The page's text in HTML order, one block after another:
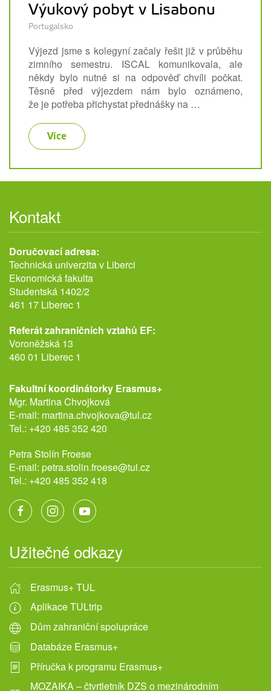
Výukový pobyt v Lisabonu
Portugalsko
Výjezd jsme s kolegyní začaly řešit již v průběhu
zimního semestru. ISCAL komunikovala, ale
někdy bylo nutné si na odpověď chvíli počkat.
Těsně před výjezdem nám bylo oznámeno,
že je potřeba přichystat přednášky na …
Více
Kontakt
Doručovací adresa:
Technická univerzita v Liberci
Ekonomická fakulta
Studentská 1402/2
461 17 Liberec 1
Referát zahraničních vztahů EF:
Voroněžská 13
460 01 Liberec 1
Fakultní koordinátorky Erasmus+
Mgr. Martina Chvojková
E-mail: martina.chvojkova@tul.cz
Tel.: +420 485 352 420
Petra Stolín Froese
E-mail: petra.stolin.froese@tul.cz
Tel.: +420 485 352 418
Užitečné odkazy
Erasmus+ TUL
Aplikace TULtrip
Dům zahraniční spolupráce
Databáze Erasmus+
Příručka k programu Erasmus+
MOZAIKA – čtvrtletník DZS o mezinárodním